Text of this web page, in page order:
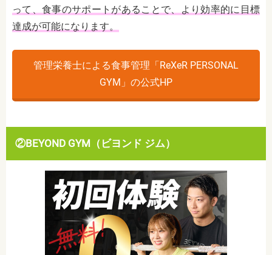
って、食事のサポートがあることで、より効率的に目標
達成が可能になります。
管理栄養士による食事管理「ReXeR PERSONAL
GYM」の公式HP
②BEYOND GYM（ビヨンド ジム）